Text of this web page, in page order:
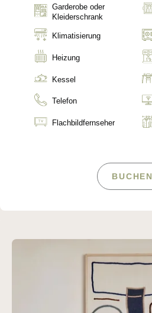
Garderobe oder
Kleiderschrank
Klimatisierung
Heizung
Kessel
Telefon
Flachbildfernseher
BUCHEN